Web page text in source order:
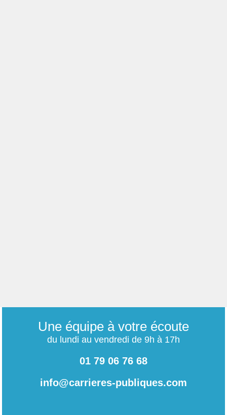
Une équipe à votre écoute
du lundi au vendredi de 9h à 17h
01 79 06 76 68
info@carrieres-publiques.com